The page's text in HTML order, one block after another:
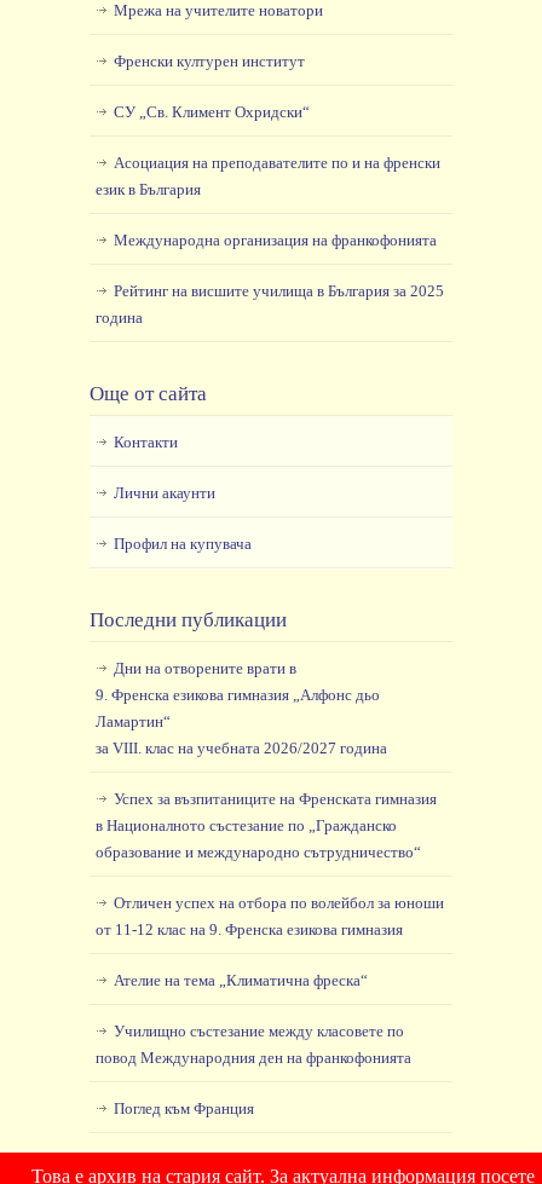
Мрежа на учителите новатори
Френски културен институт
СУ „Св. Климент Охридски“
Асоциация на преподавателите по и на френски
език в България
Международна организация на франкофонията
Рейтинг на висшите училища в България за 2025
година
Още от сайта
Контакти
Лични акаунти
Профил на купувача
Последни публикации
Дни на отворените врати в
9. Френска езикова гимназия „Алфонс дьо
Ламартин“
за VIII. клас на учебната 2026/2027 година
Успех за възпитаниците на Френската гимназия
в Националното състезание по „Гражданско
образование и международно сътрудничество“
Отличен успех на отбора по волейбол за юноши
от 11-12 клас на 9. Френска езикова гимназия
Ателие на тема „Климатична фреска“
Училищно състезание между класовете по
повод Международния ден на франкофонията
Поглед към Франция
Това е архив на стария сайт. За актуална информация посете